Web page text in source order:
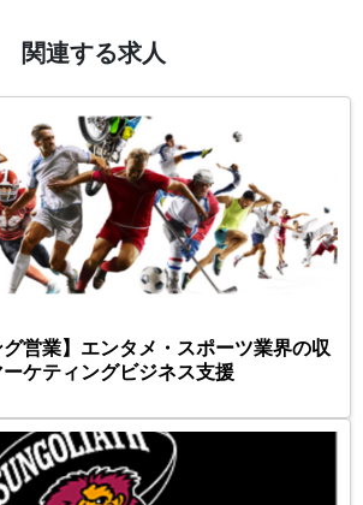
関連する求人
グ営業】エンタメ・スポーツ業界の収
ケティングビジネス支援